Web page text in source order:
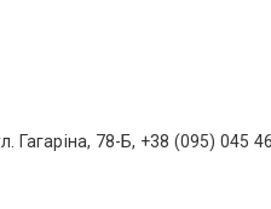
Гагаріна, 78-Б, +38 (095) 045